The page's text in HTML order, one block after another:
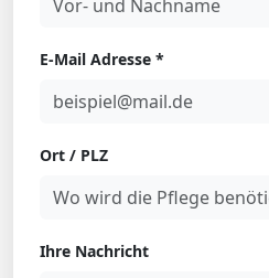
E-Mail Adresse *
Ort / PLZ
Ihre Nachricht